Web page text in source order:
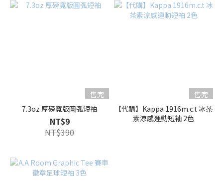
售完
7.3oz 厚磅寬版圓弧短袖
NT$9
NT$390
售完
【代購】Kappa 1916m.c.t 冰茶
素涼感運動短袖 2色